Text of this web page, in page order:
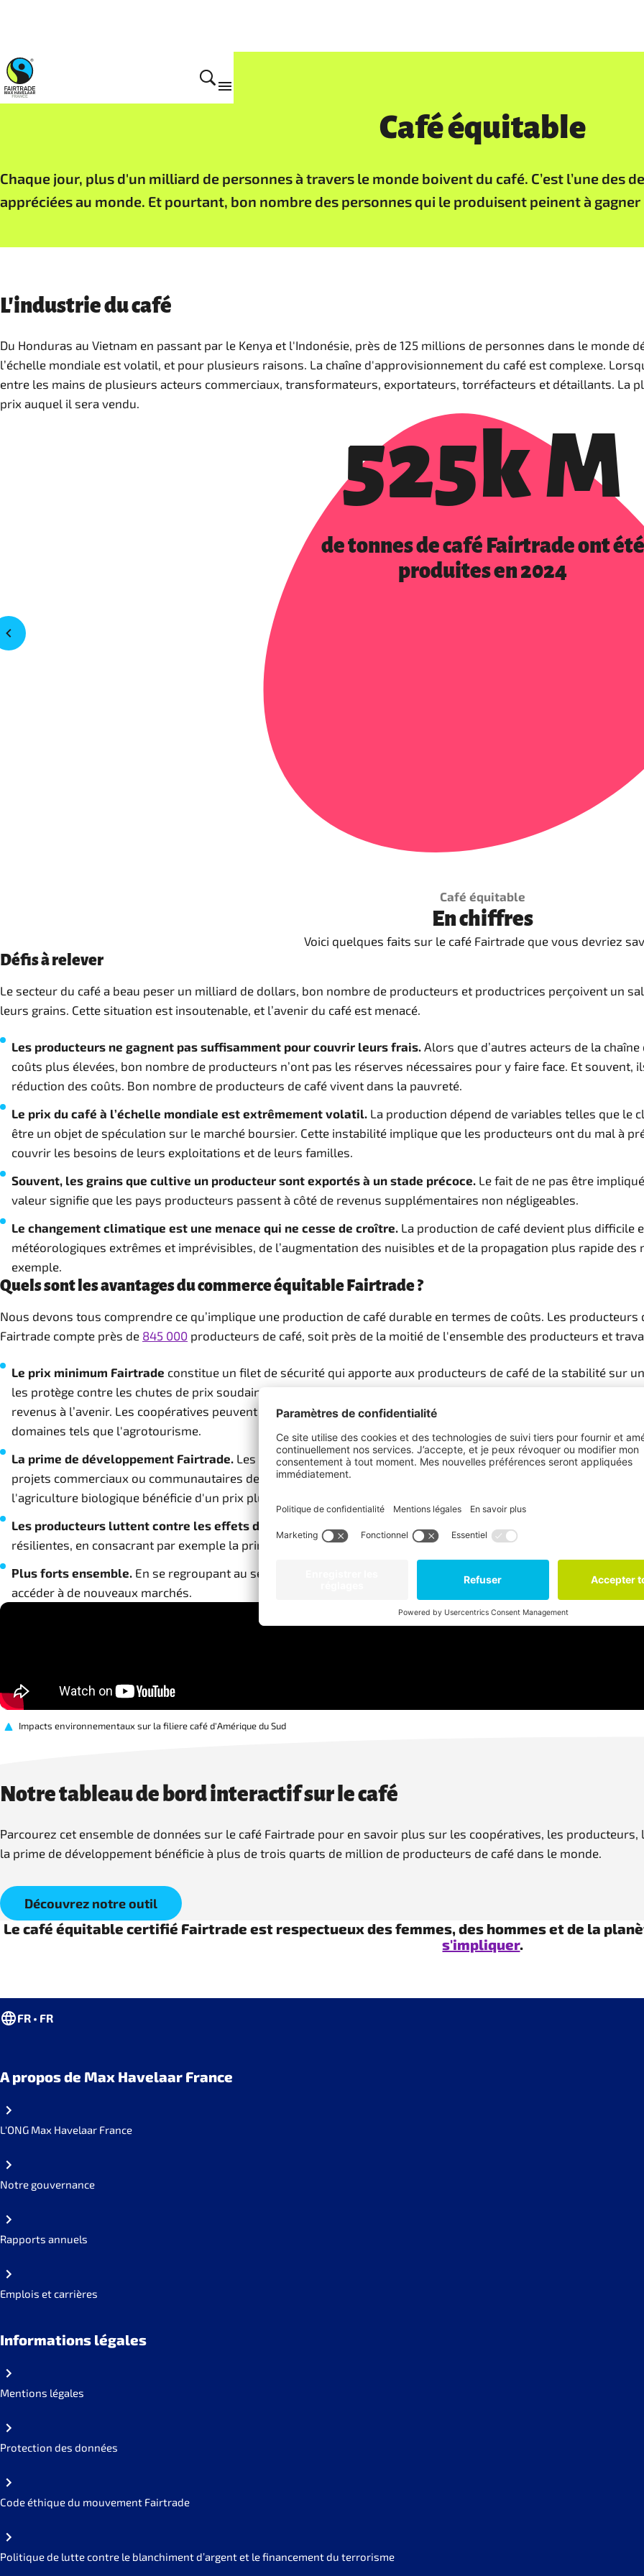
Filières Fairtrade
Café équitable
Chaque jour, plus d'un milliard de personnes à travers le monde boivent du café. C’est l’une des
appréciées au monde. Et pourtant, bon nombre des personnes qui le produisent peinent à gagner
L'industrie du café
Du Honduras au Vietnam en passant par le Kenya et l'Indonésie, près de 125 millions de personnes dans le monde
l’échelle mondiale est volatil, et pour plusieurs raisons. La chaîne d'approvisionnement du café est complexe.
entre les mains de plusieurs acteurs commerciaux, transformateurs, exportateurs, torréfacteurs et détaillants. La
prix auquel il sera vendu.
525k M
de tonnes de café Fairtrade ont été
produites en 2024
Café équitable
En chiffres
Voici quelques faits sur le café Fairtrade que vous devriez
Défis à relever
Le secteur du café a beau peser un milliard de dollars, bon nombre de producteurs et productrices perçoivent un
leurs grains. Cette situation est insoutenable, et l’avenir du café est menacé.
Les producteurs ne gagnent pas suffisamment pour couvrir leurs frais. Alors que d’autres acteurs de la
coûts plus élevées, bon nombre de producteurs n’ont pas les réserves nécessaires pour y faire face. Et souvent,
réduction des coûts. Bon nombre de producteurs de café vivent dans la pauvreté.
Le prix du café à l’échelle mondiale est extrêmement volatil. La production dépend de variables telles que le
être un objet de spéculation sur le marché boursier. Cette instabilité implique que les producteurs ont du mal à
couvrir les besoins de leurs exploitations et de leurs familles.
Souvent, les grains que cultive un producteur sont exportés à un stade précoce. Le fait de ne pas être
valeur signifie que les pays producteurs passent à côté de revenus supplémentaires non négligeables.
Le changement climatique est une menace qui ne cesse de croître. La production de café devient plus difficile
météorologiques extrêmes et imprévisibles, de l’augmentation des nuisibles et de la propagation plus rapide
exemple.
Quels sont les avantages du commerce équitable Fairtrade ?
Nous devons tous comprendre ce qu’implique une production de café durable en termes de coûts. Les
Fairtrade compte près de 845 000 producteurs de café, soit près de la moitié de l'ensemble des producteurs et
Le prix minimum Fairtrade constitue un filet de sécurité qui apporte aux producteurs de café de la stabilité sur
les protège contre les chutes de prix soudaines, tout en leur permettant de mieux planifier leurs dépenses et de
revenus à l’avenir. Les coopératives peuvent investir dans des équipements à valeur ajoutée, tels que des
domaines tels que l'agrotourisme.
La prime de développement Fairtrade. Les producteurs peuvent investir la prime - une somme d'argent
projets commerciaux ou communautaires de leur choix, Une partie de la prime est consacrée à l'amélioration de
l'agriculture biologique bénéficie d'un prix plus élevé.
Les producteurs luttent contre les effets du changement climatique.
Ils partagent les méthodes qui leur
résilientes, en consacrant par exemple la prime à l’achat de semences de café de variétés résistantes à la
Plus forts ensemble. En se regroupant au sein d’organisations de producteurs familiales, les producteurs
accéder à de nouveaux marchés.
Impacts environnementaux sur la filiere café d'Amérique du Sud
Notre tableau de bord interactif sur le café
Parcourez cet ensemble de données sur le café Fairtrade pour en savoir plus sur les coopératives, les
la prime de développement bénéficie à plus de trois quarts de million de producteurs de café dans le monde.
Découvrez notre outil
Le café équitable certifié Fairtrade est respectueux des femmes, des hommes et de la
s'impliquer.
FR • FR
A propos de Max Havelaar France
L'ONG Max Havelaar France
Notre gouvernance
Rapports annuels
Emplois et carrières
Informations légales
Mentions légales
Protection des données
Code éthique du mouvement Fairtrade
Politique de lutte contre le blanchiment d’argent et le financement du terrorisme